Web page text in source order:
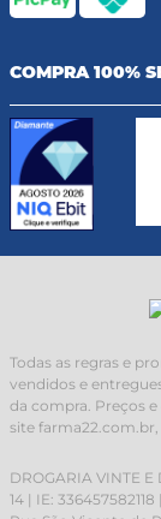
COMPRA 100%
Todas as regras e
vendidos e
da compra. Preços
site
DROGARIA VINTE E
14 | IE: